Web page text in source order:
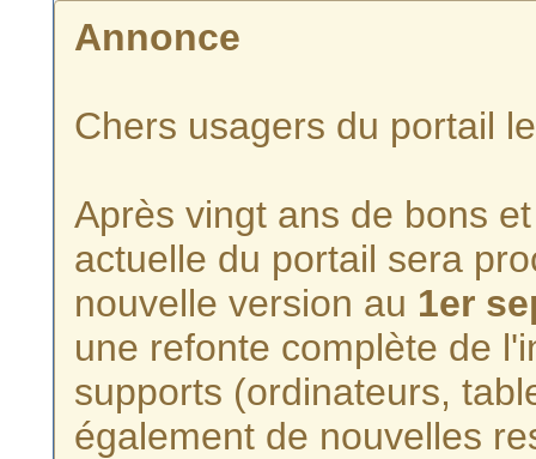
Annonce
Chers usagers du portail
Après vingt ans de bons
actuelle du portail sera
nouvelle version au 1er
une refonte complète de
supports (ordinateurs,
également de nouvelles